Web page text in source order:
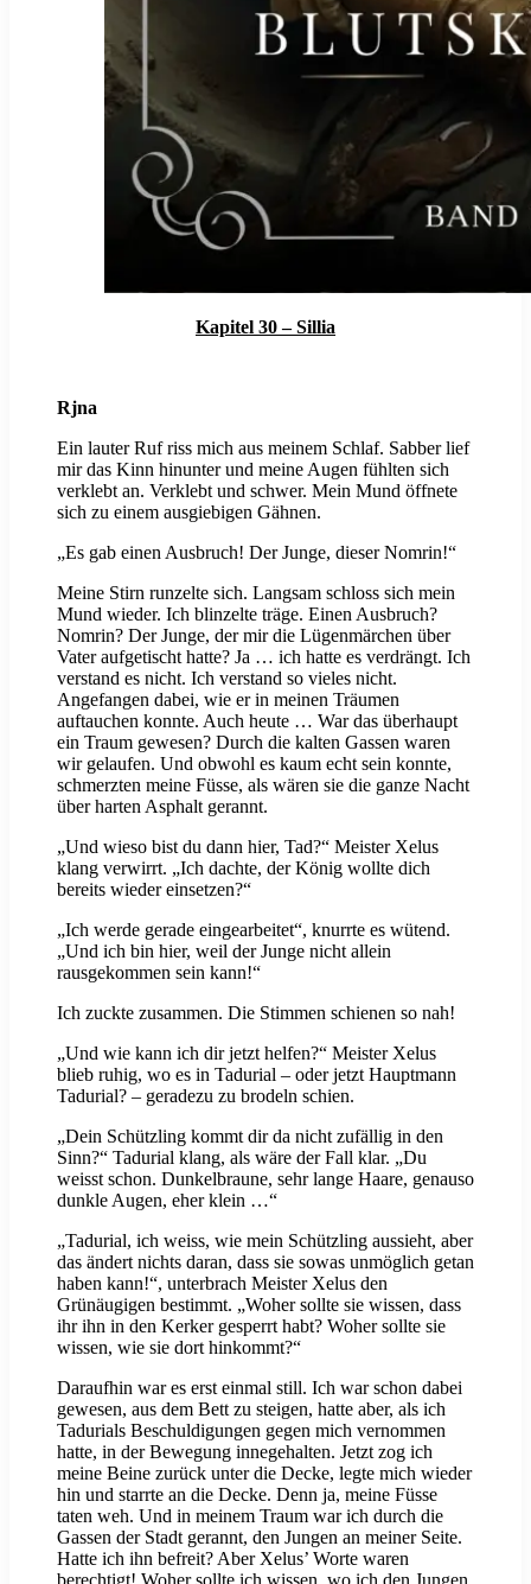
Kapitel 30 – Sillia
Rjna
Ein lauter Ruf riss mich aus meinem Schlaf. Sabber lief
mir das Kinn hinunter und meine Augen fühlten sich
verklebt an. Verklebt und schwer. Mein Mund öffnete
sich zu einem ausgiebigen Gähnen.
„Es gab einen Ausbruch! Der Junge, dieser Nomrin!“
Meine Stirn runzelte sich. Langsam schloss sich mein
Mund wieder. Ich blinzelte träge. Einen Ausbruch?
Nomrin? Der Junge, der mir die Lügenmärchen über
Vater aufgetischt hatte? Ja … ich hatte es verdrängt. Ich
verstand es nicht. Ich verstand so vieles nicht.
Angefangen dabei, wie er in meinen Träumen
auftauchen konnte. Auch heute … War das überhaupt
ein Traum gewesen? Durch die kalten Gassen waren
wir gelaufen. Und obwohl es kaum echt sein konnte,
schmerzten meine Füsse, als wären sie die ganze Nacht
über harten Asphalt gerannt.
„Und wieso bist du dann hier, Tad?“ Meister Xelus
klang verwirrt. „Ich dachte, der König wollte dich
bereits wieder einsetzen?“
„Ich werde gerade eingearbeitet“, knurrte es wütend.
„Und ich bin hier, weil der Junge nicht allein
rausgekommen sein kann!“
Ich zuckte zusammen. Die Stimmen schienen so nah!
„Und wie kann ich dir jetzt helfen?“ Meister Xelus
blieb ruhig, wo es in Tadurial – oder jetzt Hauptmann
Tadurial? – geradezu zu brodeln schien.
„Dein Schützling kommt dir da nicht zufällig in den
Sinn?“ Tadurial klang, als wäre der Fall klar. „Du
weisst schon. Dunkelbraune, sehr lange Haare, genauso
dunkle Augen, eher klein …“
„Tadurial, ich weiss, wie mein Schützling aussieht, aber
das ändert nichts daran, dass sie sowas unmöglich getan
haben kann!“, unterbrach Meister Xelus den
Grünäugigen bestimmt. „Woher sollte sie wissen, dass
ihr ihn in den Kerker gesperrt habt? Woher sollte sie
wissen, wie sie dort hinkommt?“
Daraufhin war es erst einmal still. Ich war schon dabei
gewesen, aus dem Bett zu steigen, hatte aber, als ich
Tadurials Beschuldigungen gegen mich vernommen
hatte, in der Bewegung innegehalten. Jetzt zog ich
meine Beine zurück unter die Decke, legte mich wieder
hin und starrte an die Decke. Denn ja, meine Füsse
taten weh. Und in meinem Traum war ich durch die
Gassen der Stadt gerannt, den Jungen an meiner Seite.
Hatte ich ihn befreit? Aber Xelus’ Worte waren